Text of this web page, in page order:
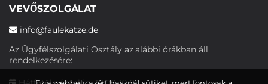
VEVŐSZOLGÁLAT
info@faulekatze.de
Az Ügyfélszolgálati Osztály az alábbi órákban áll
rendelkezésére: